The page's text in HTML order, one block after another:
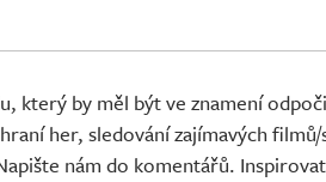
který by měl být ve znamení
her, sledování zajímavých
nám do komentářů.